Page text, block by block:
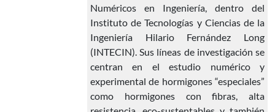
Numéricos en Ingeniería, dentro del
Instituto de Tecnologías y Ciencias de la
Ingeniería Hilario Fernández Long
(INTECIN). Sus líneas de investigación se
centran en el estudio numérico y
experimental de hormigones “especiales”
como hormigones con fibras, alta